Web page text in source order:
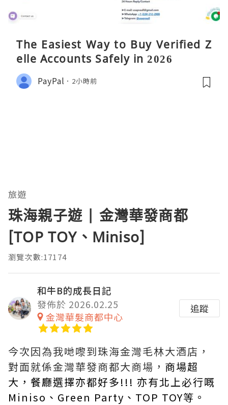
The Easiest Way to Buy Verified Z
elle Accounts Safely in 2026
PayPal 2小時前
旅遊
珠海親子遊 | 金灣華發商都
[TOP TOY、Miniso]
瀏覽次數:17174
和牛B的成長日記
發佈於 2026.02.25
金灣華髮商都中心
追蹤
今次因為我哋嚟到珠海金灣毛林大酒店，
對面就係金灣華發商都大商場， 商場超
大，餐廳選擇亦都好多!!! 亦有北上必行嘅
Miniso、Green Party、TOP TOY等。